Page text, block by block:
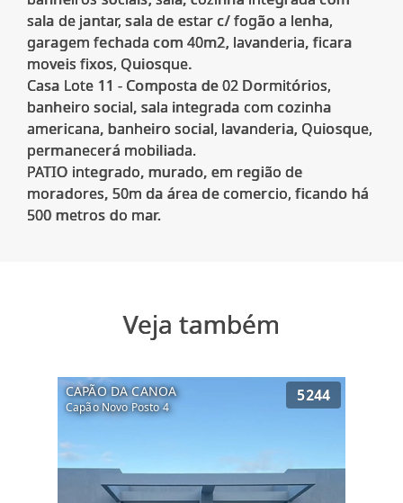
sala de jantar, sala de estar c/ fogão a lenha,
garagem fechada com 40m2, lavanderia, ficara
moveis fixos, Quiosque.
Casa Lote 11 - Composta de 02 Dormitórios,
banheiro social, sala integrada com cozinha
americana, banheiro social, lavanderia, Quiosque,
permanecerá mobiliada.
PATIO integrado, murado, em região de
moradores, 50m da área de comercio, ficando há
500 metros do mar.
Veja também
CAPÃO DA CANOA
Capão Novo Posto 4
5244